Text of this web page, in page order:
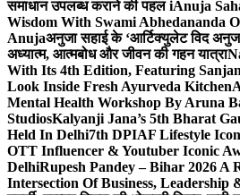
समाधान उपलब्ध कराने की पहल iAnuja
Wisdom With Swami Abhedananda
Anujaअनुजा सहाई के ‘आर्टिक्युलेट विद
अध्यात्म, आत्मबोध और जीवन की गहन यात्रा
With Its 4th Edition, Featuring
Look Inside Fresh Ayurveda Kitchen
Mental Health Workshop By Aruna
StudiosKalyanji Jana’s 5th Bharat
Held In Delhi7th DPIAF Lifestyle
OTT Influencer & Youtuber Iconic
DelhiRupesh Pandey – Bihar 2026 A
Intersection Of Business, Leadership